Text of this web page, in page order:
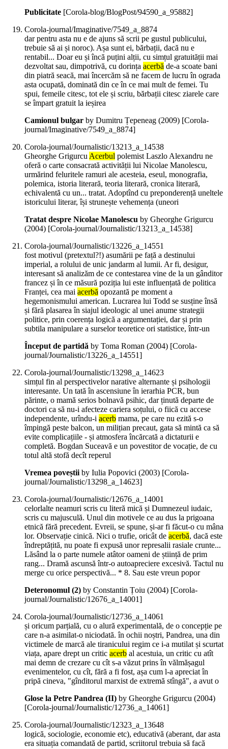
Publicitate [Corola-blog/BlogPost/94590_a_95882]
Corola-journal/Imaginative/7549_a_8874
dar pentru asta nu e de ajuns să scrii pe gustul publicului,
trebuie să ai și noroc). Așa sunt ei, bărbații, dacă nu e
rentabil... Doar eu și încă puțini alții, cu simțul gratuității mai
dezvoltat sau, dimpotrivă, cu dorința acerbă de-a scoate bani
din piatră seacă, mai încercăm să ne facem de lucru în ograda
asta ocupată, dominată din ce în ce mai mult de femei. Tu
spui, femeile citesc, tot ele și scriu, bărbații citesc ziarele care
se împart gratuit la ieșirea
Camionul bulgar by Dumitru Țepeneag (2009) [Corola-
journal/Imaginative/7549_a_8874]
Corola-journal/Journalistic/13213_a_14538
Gheorghe GrigurcuAcerbul polemist Laszlo Alexandru ne
oferă o carte consacrată activității lui Nicolae Manolescu,
urmărind feluritele ramuri ale acesteia, eseul, monografia,
polemica, istoria literară, teoria literară, cronica literară,
echivalentă cu un... tratat. Adoptînd cu preponderență uneltele
istoricului literar, își strunește vehemența (uneori
Tratat despre Nicolae Manolescu by Gheorghe Grigurcu
(2004) [Corola-journal/Journalistic/13213_a_14538]
Corola-journal/Journalistic/13226_a_14551
fost motivul (pretextul?!) asumării pe față a destinului
imperial, a rolului de unic jandarm al lumii. Ar fi, desigur,
interesant să analizăm de ce contestarea vine de la un gânditor
francez și în ce măsură poziția lui este influențată de politica
Franței, cea mai acerbă opozantă pe moment a
hegemonismului american. Lucrarea lui Todd se susține însă
și fără plasarea în siajul ideologic al unei anume strategii
politice, prin coerența logică a argumentației, dar și prin
subtila manipulare a surselor teoretice ori statistice, într-un
Început de partidă by Toma Roman (2004) [Corola-
journal/Journalistic/13226_a_14551]
Corola-journal/Journalistic/13298_a_14623
simțul fin al perspectivelor narative alternante și psihologii
interesante. Un tată în ascensiune în ierarhia PCR, bun
părinte, o mamă serios bolnavă psihic, dar ținută departe de
doctori ca să nu-i afecteze cariera soțului, o fiică cu accese
independente, urîndu-i acerb mama, pe care nu ezită s-o
împingă peste balcon, un milițian precaut, gata să mintă ca să
evite complicațiile - și atmosfera încărcată a dictaturii e
completă. Bogdan Suceavă e un povestitor de vocație, de cu
totul altă stofă decît reperul
Vremea poveștiiby Iulia Popovici (2003) [Corola-
journal/Journalistic/13298_a_14623]
Corola-journal/Journalistic/12676_a_14001
celorlalte neamuri scris cu literă mică și Dumnezeul iudaic,
scris cu majusculă. Unul din motivele ce au dus la prigoana
etnică fără precedent. Evreii, se spune, și-ar fi făcut-o cu mâna
lor. Observație cinică. Nici o trufie, oricât de acerbă, dacă este
îndreptățită, nu poate fi expusă unor represalii rasiale crunte...
Lăsând la o parte numele atâtor oameni de știință de prim
rang... Dramă ascunsă într-o autoapreciere excesivă. Tactul nu
merge cu orice perspectivă... * 8. Sau este vreun popor
Deteronomul (2) by Constantin Țoiu (2004) [Corola-
journal/Journalistic/12676_a_14001]
Corola-journal/Journalistic/12736_a_14061
și oricum parțială, cu o alură experimentală, de o concepție pe
care n-a asimilat-o niciodată. în ochii noștri, Pandrea, una din
victimele de marcă ale tiranicului regim ce i-a mutilat și scurtat
viața, apare drept un critic acerb al acestuia, un critic cu atît
mai demn de crezare cu cît s-a văzut prins în vălmășagul
evenimentelor, cu cît, fără a fi fost, așa cum l-a apreciat în
pripă cineva, "gînditorul marxist de extremă stîngă", a avut o
Glose la Petre Pandrea (II) by Gheorghe Grigurcu (2004)
[Corola-journal/Journalistic/12736_a_14061]
Corola-journal/Journalistic/12323_a_13648
logică, sociologie, economie etc), educativă (aberant, dar asta
era situația comandată de partid, scriitorul trebuia să facă